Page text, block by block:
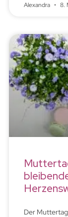
Alexandra 8.
Der